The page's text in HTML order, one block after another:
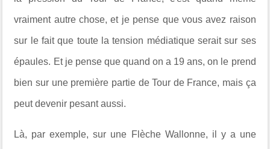
vraiment autre chose, et je pense que vous avez raison
sur le fait que toute la tension médiatique serait sur ses
épaules. Et je pense que quand on a 19 ans, on le prend
bien sur une première partie de Tour de France, mais ça
peut devenir pesant aussi.
Là, par exemple, sur une Flèche Wallonne, il y a une